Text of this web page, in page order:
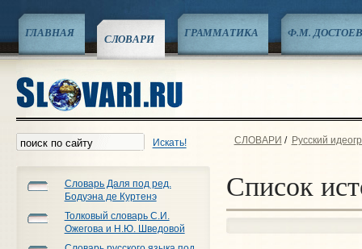
ГЛАВНАЯ СЛОВАРИ ГРАММАТИКА Ф.М.
Искать!
Словарь Даля под ред.
Бодуэна де Куртенэ
Толковый словарь С.И.
Ожегова и Н.Ю. Шведовой
СЛОВАРИ / Русский
Список